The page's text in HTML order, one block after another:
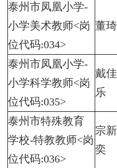
泰州市凤凰小学-
小学美术教师<岗
位代码:034>
董琦
泰州市凤凰小学-
小学科学教师<岗
位代码:035>
戴佳
乐
泰州市特殊教育
学校-特教教师<岗
位代码:036>
宗新
奕